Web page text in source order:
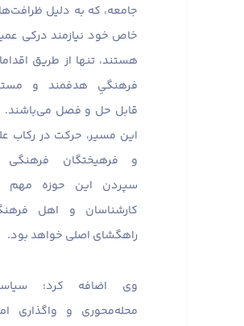
جامعه، که به دلیل
خاص خود نیازمند درکی
هستند، تنها از طریق
فرهنگیِ هدفمند و
قابل حل و فصل می‌باشند.
این مسیر، حرکت در رکاب
و فرهیختگان
سپردن این حوزه مهم
کارشناسان و اهل
راهگشای اصلی خواهد بود.
وی اضافه کرد:
محله‌محوری و واگذاری